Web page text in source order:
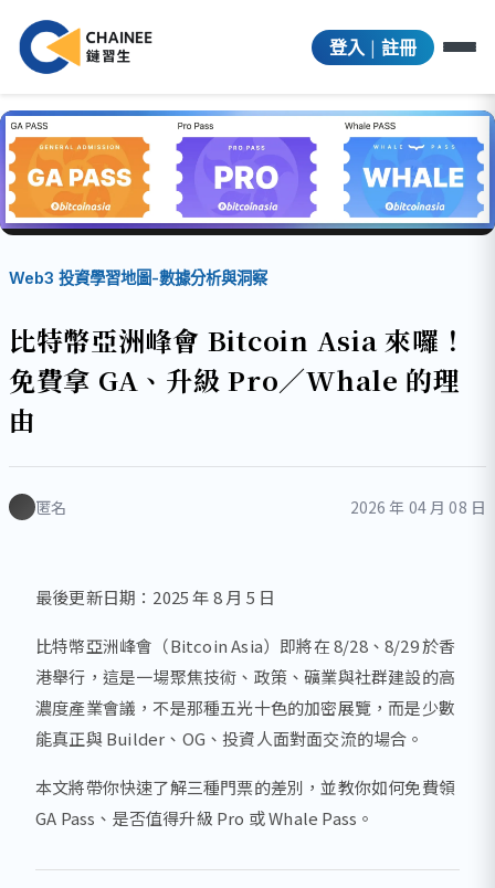
登入 | 註冊
Web3 投資學習地圖-數據分析與洞察
比特幣亞洲峰會 Bitcoin Asia 來囉！
免費拿 GA、升級 Pro／Whale 的理
由
匿名 2026 年 04 月 08 日
最後更新日期：2025 年 8 月 5 日
比特幣亞洲峰會（Bitcoin Asia）即將在 8/28、8/29 於香
港舉行，這是一場聚焦技術、政策、礦業與社群建設的高
濃度產業會議，不是那種五光十色的加密展覽，而是少數
能真正與 Builder、OG、投資人面對面交流的場合。
本文將帶你快速了解三種門票的差別，並教你如何免費領
GA Pass、是否值得升級 Pro 或 Whale Pass。